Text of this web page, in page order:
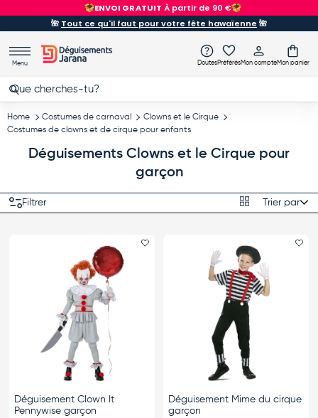
Aller au contenu
ENVOI GRATUIT À partir de 90 €
🌺 Tout ce qu'il faut pour votre fête hawaïenne 🌺
Menu
Recherche
Rechercher
DoutesPréférésMon compteMon panier
Home Costumes de carnaval
Clowns et le Cirque
Costumes de clowns et de cirque pour enfants
Déguisements Clowns et le Cirque pour
garçon
Filtrer GrilleTrier par
Trier par
Déguisement Clown It
Pennywise garçon
Déguisement Mime du cirque
garçon